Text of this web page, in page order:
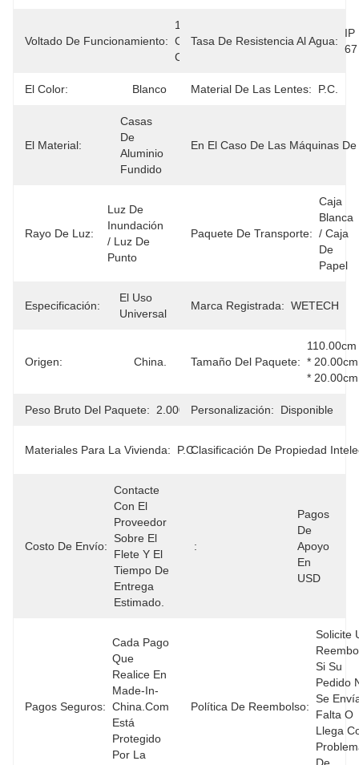
Voltado De Funcionamiento:
12 V De
Corriente
Continua
Tasa De Resistencia Al Agua:
IP
67
El Color: Blanco Material De Las Lentes: P.C.
El Material:
Casas
De
Aluminio
Fundido
En El Caso De Las Máquinas
Rayo De Luz:
Luz De
Inundación
/ Luz De
Punto
Paquete De Transporte:
Caja
Blanca
/ Caja
De
Papel
Especificación:
El Uso
Universal
Marca Registrada: WETECH
Origen: China. Tamaño Del Paquete:
110.00cm
* 20.00cm
* 20.00cm
Peso Bruto Del Paquete: 2.000kgPersonalización: Disponible
Materiales Para La Vivienda: P.C.Clasificación De Propiedad
Costo De Envío:
Contacte
Con El
Proveedor
Sobre El
Flete Y El
Tiempo De
Entrega
Estimado.
:
Pagos
De
Apoyo
En
USD
Pagos Seguros:
Cada Pago
Que
Realice En
Made-In-
China.com
Está
Protegido
Por La
Política De Reembolso:
Solicite
Si Su
Pedido
Se
Falta O
Llega